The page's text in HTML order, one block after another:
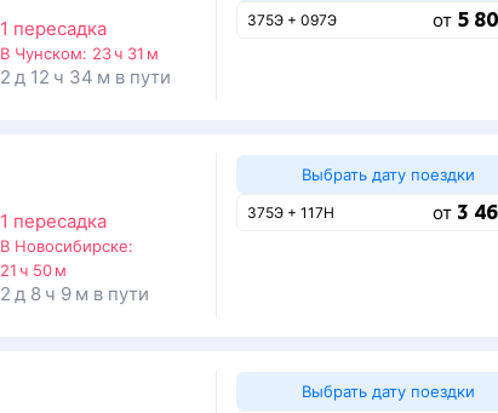
1 пересадка
В Чунском: 23 ч 31 м
2 д 12 ч 34 м в пути
375Э + 097Э от 5
1 пересадка
В Новосибирске:
21 ч 50 м
2 д 8 ч 9 м в пути
Выбрать дату поездки
375Э + 117Н от 3
Выбрать дату поездки